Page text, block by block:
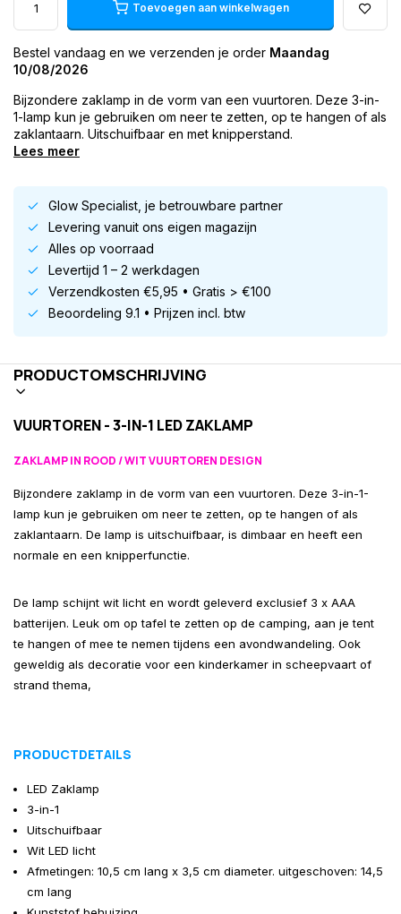
Toevoegen aan winkelwagen
Bestel vandaag en we verzenden je order Maandag
10/08/2026
Bijzondere zaklamp in de vorm van een vuurtoren. Deze 3-in-
1-lamp kun je gebruiken om neer te zetten, op te hangen of als
zaklantaarn. Uitschuifbaar en met knipperstand.
Lees meer
Glow Specialist, je betrouwbare partner
Levering vanuit ons eigen magazijn
Alles op voorraad
Levertijd 1 – 2 werkdagen
Verzendkosten €5,95 • Gratis > €100
Beoordeling 9.1 • Prijzen incl. btw
PRODUCTOMSCHRIJVING
VUURTOREN - 3-IN-1 LED ZAKLAMP
ZAKLAMP IN ROOD / WIT VUURTOREN DESIGN
Bijzondere zaklamp in de vorm van een vuurtoren. Deze 3-in-1-
lamp kun je gebruiken om neer te zetten, op te hangen of als
zaklantaarn. De lamp is uitschuifbaar, is dimbaar en heeft een
normale en een knipperfunctie.
De lamp schijnt wit licht en wordt geleverd exclusief 3 x AAA
batterijen. Leuk om op tafel te zetten op de camping, aan je tent
te hangen of mee te nemen tijdens een avondwandeling. Ook
geweldig als decoratie voor een kinderkamer in scheepvaart of
strand thema,
PRODUCTDETAILS
LED Zaklamp
3-in-1
Uitschuifbaar
Wit LED licht
Afmetingen: 10,5 cm lang x 3,5 cm diameter. uitgeschoven: 14,5
cm lang